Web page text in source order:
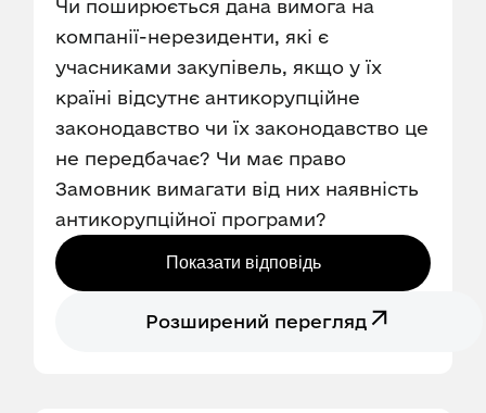
Чи поширюється дана вимога на
компанії-нерезиденти, які є
учасниками закупівель, якщо у їх
країні відсутнє антикорупційне
законодавство чи їх законодавство це
не передбачає? Чи має право
Замовник вимагати від них наявність
антикорупційної програми?
Показати відповідь
Розширений перегляд